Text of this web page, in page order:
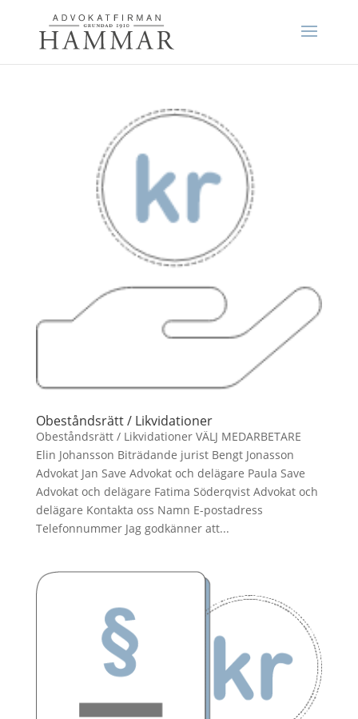
Obeståndsrätt / Likvidationer
Obeståndsrätt / Likvidationer VÄLJ MEDARBETARE
Elin Johansson Biträdande jurist Bengt Jonasson
Advokat Jan Save Advokat och delägare Paula Save
Advokat och delägare Fatima Söderqvist Advokat och
delägare Kontakta oss Namn E-postadress
Telefonnummer Jag godkänner att...